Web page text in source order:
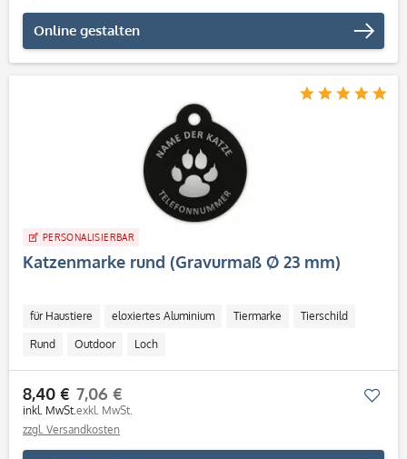
Online gestalten
PERSONALISIERBAR
Katzenmarke rund (Gravurmaß Ø 23 mm)
für Haustiere eloxiertes Aluminium Tiermarke Tierschild
Rund Outdoor Loch
8,40 €
inkl. MwSt.
7,06 €
exkl. MwSt.
zzgl. Versandkosten